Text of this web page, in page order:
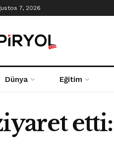
7, 2026
Dünya Eğitim